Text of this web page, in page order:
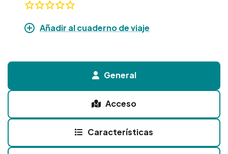
Añadir al cuaderno de viaje
General
Acceso
Características